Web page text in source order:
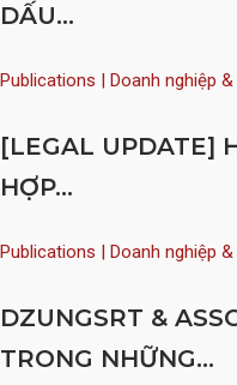
DẤU...
Publications | Doanh nghiệp
[LEGAL UPDATE]
HỢP...
Publications | Doanh nghiệp
DZUNGSRT &
TRONG NHỮNG...